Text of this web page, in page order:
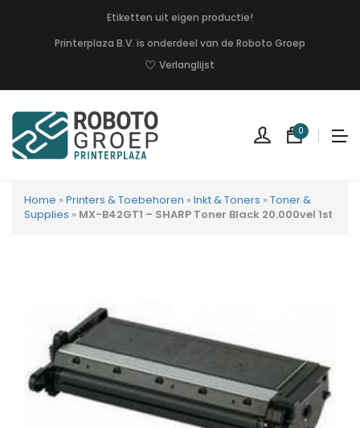
Etiketten uit eigen productie!
Printerplaza B.V. is onderdeel van de Roboto Groep
Verlanglijst
0
Home » Printers & Toebehoren » Inkt & Toners » Toner &
Supplies » MX-B42GT1 – SHARP Toner Black 20.000vel 1st